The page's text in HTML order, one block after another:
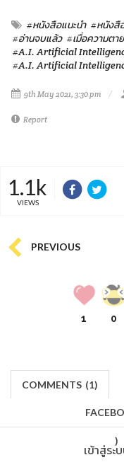
#หนังสือแนะนำ #หนังสื
#อ่านจบแล้ว #เมื่อความตา
#A.I. Artificial
#A.I. Artificial
9th May 2021, 3:30 pm
Report
1.1k
VIEWS
PREVIOUS
1 0
COMMENTS (1)
)
เข้าสู่ร